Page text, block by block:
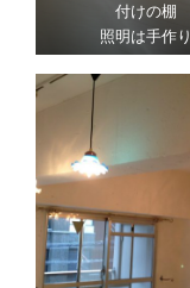
付けの棚
照明は手作り